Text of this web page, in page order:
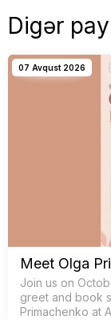
Digər
07 Avqust 2026
Meet Olga
Join us on
greet and book
Primachenko at